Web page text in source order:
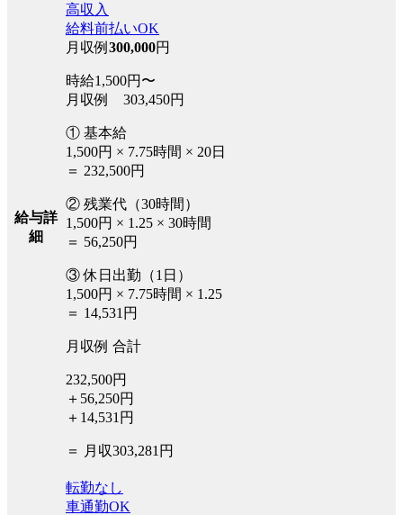
給与詳
細
高収入
給料前払いOK
月収例 300,000円
時給1,500円〜
月収例 303,450円
① 基本給
1,500円 × 7.75時間 × 20日
＝ 232,500円
② 残業代（30時間）
1,500円 × 1.25 × 30時間
＝ 56,250円
③ 休日出勤（1日）
1,500円 × 7.75時間 × 1.25
＝ 14,531円
月収例 合計
232,500円
＋56,250円
＋14,531円
＝ 月収303,281円
転勤なし
車通勤OK